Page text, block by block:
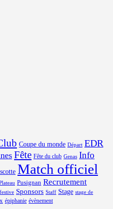
Coupe du monde Départ EDR
Fête Fête du club Genas Info
Match officiel
Pusignan Recrutement
Sponsors Staff Stage stage de
épiphanie évènement